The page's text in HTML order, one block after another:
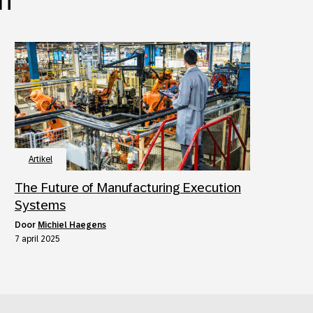
Artikel
The Future of Manufacturing Execution
Systems
door Michiel Haegens
7 april 2025